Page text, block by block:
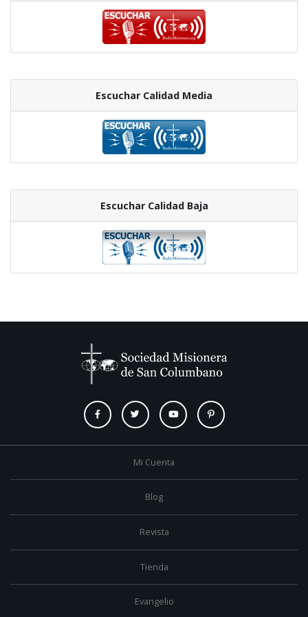
Escuchar Calidad Media
Escuchar Calidad Baja
Mi Cuenta
Blog
Revista
Tienda
Evangelio